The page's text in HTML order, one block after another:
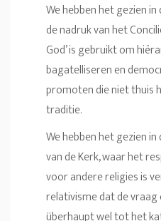
We hebben het gezien
de nadruk van het
God’ is gebruikt om
bagatelliseren en
promoten die niet thuis
traditie.
We hebben het gezien
van de Kerk, waar het
voor andere religies is
relativisme dat de
überhaupt wel tot het